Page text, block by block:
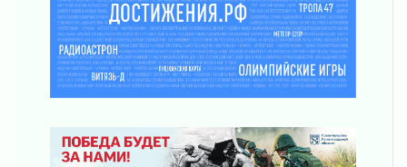
Шесть новых жизней в честь дня рождения
Ленинградской области
03 августа 2026
Уроки безопасности для детей и взрослых
03 августа 2026
десантных войск
02 августа 2026